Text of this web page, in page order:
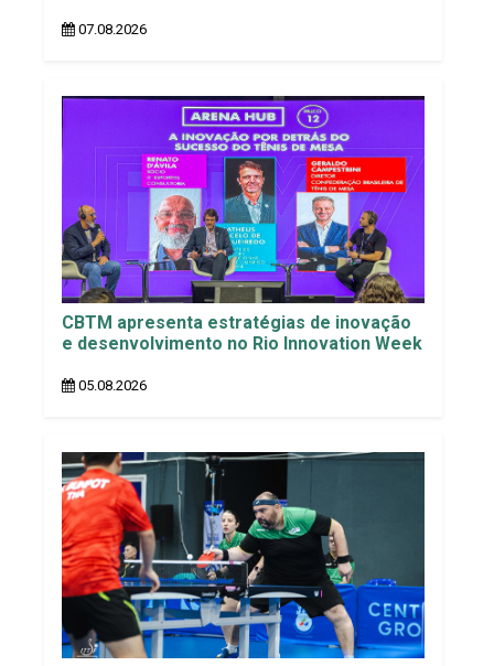
07.08.2026
CBTM apresenta estratégias de inovação
e desenvolvimento no Rio Innovation Week
05.08.2026